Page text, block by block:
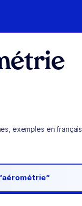
exemples en français